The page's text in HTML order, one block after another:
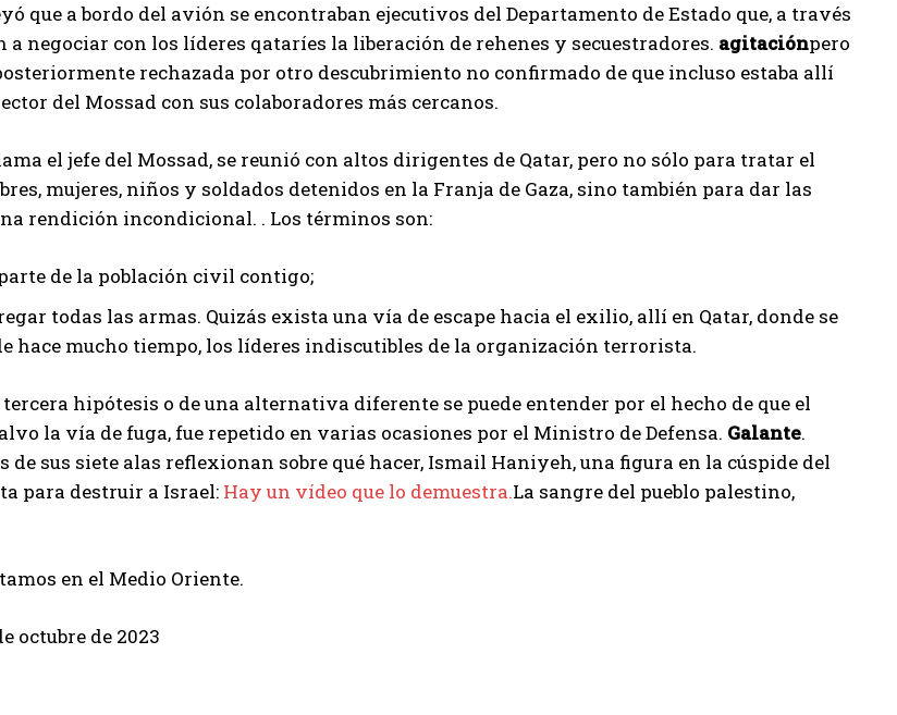
que a bordo del avión se encontraban ejecutivos del Departamento de Estado que, a través
a negociar con los líderes qataríes la liberación de rehenes y secuestradores. agitaciónpero
rechazada por otro descubrimiento no confirmado de que incluso estaba allí
del Mossad con sus colaboradores más cercanos.
el jefe del Mossad, se reunió con altos dirigentes de Qatar, pero no sólo para tratar el
mujeres, niños y soldados detenidos en la Franja de Gaza, sino también para dar las
rendición incondicional. . Los términos son:
de la población civil contigo;
todas las armas. Quizás exista una vía de escape hacia el exilio, allí en Qatar, donde se
hace mucho tiempo, los líderes indiscutibles de la organización terrorista.
tercera hipótesis o de una alternativa diferente se puede entender por el hecho de que el
la vía de fuga, fue repetido en varias ocasiones por el Ministro de Defensa. Galante.
de sus siete alas reflexionan sobre qué hacer, Ismail Haniyeh, una figura en la cúspide del
para destruir a Israel: Hay un vídeo que lo demuestra.La sangre del pueblo palestino,
en el Medio Oriente.
octubre de 2023